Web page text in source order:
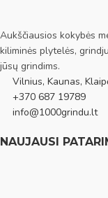
Aukščiausios kokybės
kiliminės plytelės,
jūsų grindims.
Vilnius, Kaunas,
+370 687 19789
info@1000grindu.lt
NAUJAUSI